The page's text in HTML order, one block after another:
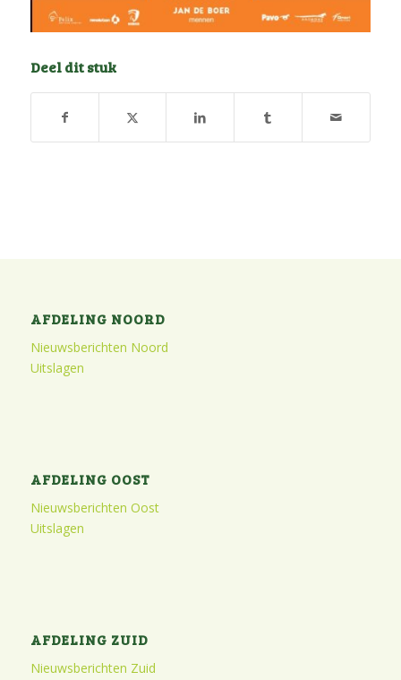
Deel dit stuk
AFDELING NOORD
Nieuwsberichten Noord
Uitslagen
AFDELING OOST
Nieuwsberichten Oost
Uitslagen
AFDELING ZUID
Nieuwsberichten Zuid